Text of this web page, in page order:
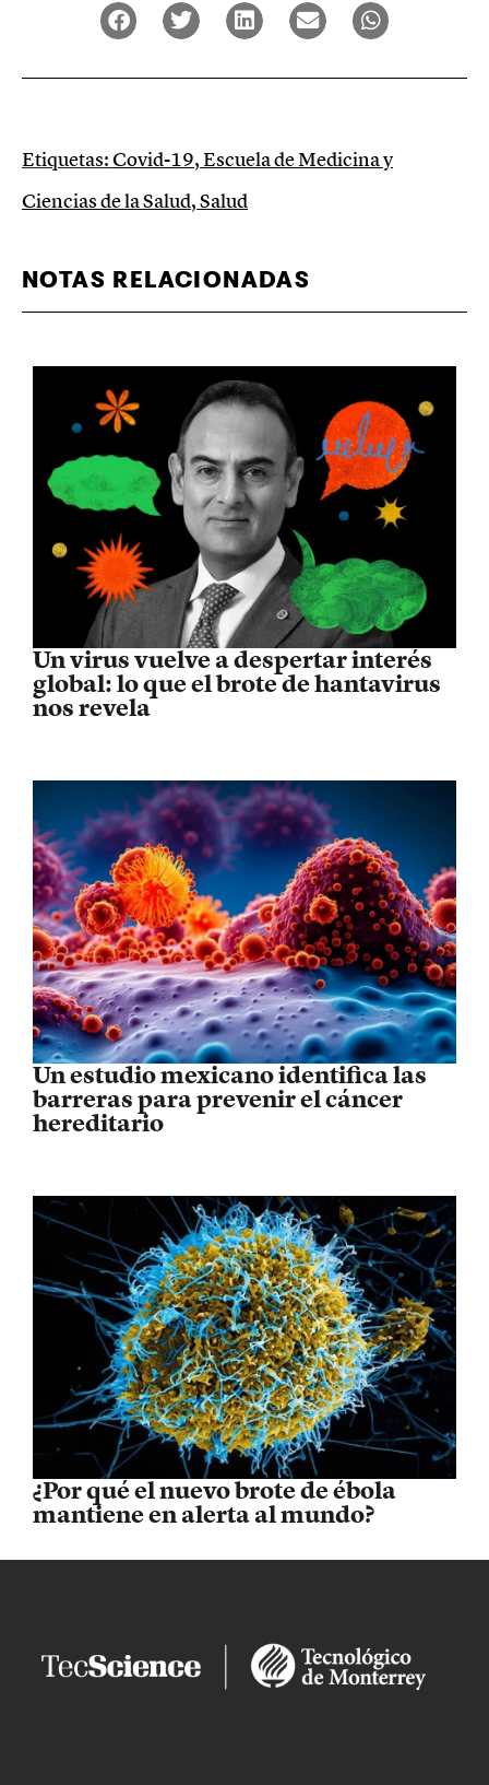
Etiquetas:Covid-19,Escuela de Medicina y
Ciencias de la Salud,Salud
NOTAS RELACIONADAS
Un virus vuelve a despertar interés
global: lo que el brote de hantavirus
nos revela
Un estudio mexicano identifica las
barreras para prevenir el cáncer
hereditario
¿Por qué el nuevo brote de ébola
mantiene en alerta al mundo?